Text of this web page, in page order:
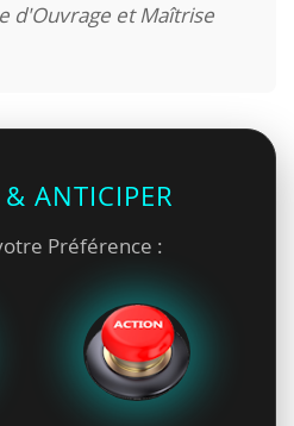
d'Ouvrage et Maîtrise
& ANTICIPER
Préférence :